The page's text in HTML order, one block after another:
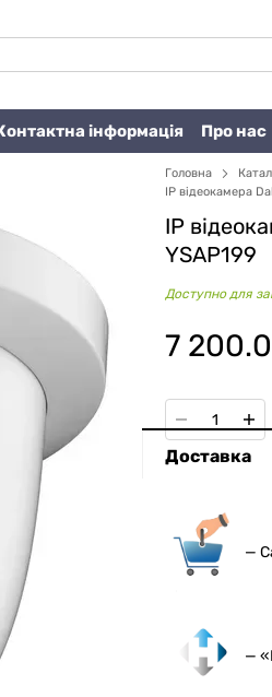
інформація Про нас
Головна
IP відеокамера
IP
YSAP199
Доступно для
7
Доставка
— С
—